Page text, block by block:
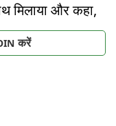
मिलाया और कहा,
करें